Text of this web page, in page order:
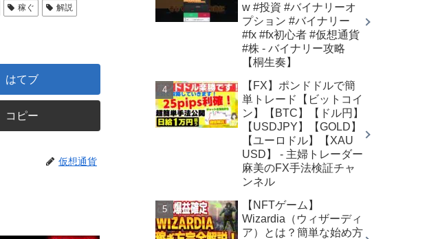
稼ぐ 解説
はてブ
コピー
仮想通貨
w #投資 #バイナリーオ
プション #バイナリー
#fx #fx初心者 #仮想通貨
#株 - バイナリー攻略
【桐生奏】
【FX】ポンドドルで簡
単トレード【ビットコイ
ン】【BTC】【ドル円】
【USDJPY】【GOLD】
【ユーロドル】【XAU
USD】 - 主婦トレーダー
麻美のFX手法検証チャ
ンネル
【NFTゲーム】
Wizardia（ウィザーディ
ア）とは？簡単な始め方